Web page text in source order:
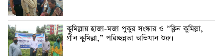
কুমিল্লায় হাজা-মজা পুকুর সংস্কার ও “ক্লিন কুমিল্লা,
গ্রীন কুমিল্লা,” পরিচ্ছন্নতা অভিযান শুরু।